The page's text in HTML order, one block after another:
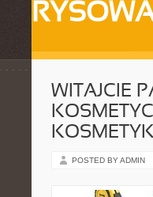
WITAJCIE
POSTED BY ADMIN